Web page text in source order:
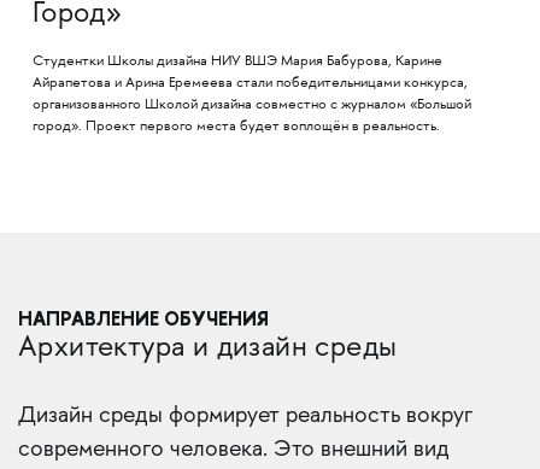
Город»
Студентки Школы дизайна НИУ ВШЭ Мария Бабурова, Карине
Айрапетова и Арина Еремеева стали победительницами конкурса,
организованного Школой дизайна совместно с журналом «Большой
город». Проект первого места будет воплощён в реальность.
НАПРАВЛЕНИЕ ОБУЧЕНИЯ
Архитектура и дизайн среды
Дизайн среды формирует реальность вокруг
современного человека. Это внешний вид